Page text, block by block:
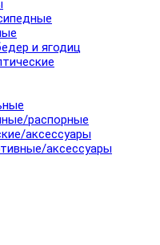
и ягодиц
распорные
аксессуары
аксессуары